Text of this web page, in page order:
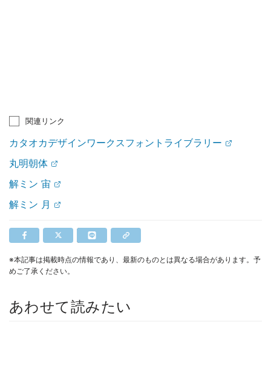
関連リンク
カタオカデザインワークスフォントライブラリー
丸明朝体
解ミン 宙
解ミン 月
※本記事は掲載時点の情報であり、最新のものとは異なる場合があります。予
めご了承ください。
あわせて読みたい